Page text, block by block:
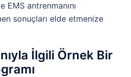
antrenmanını
sonuçları elde etmenize
İlgili Örnek Bir